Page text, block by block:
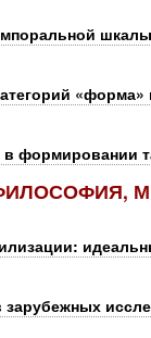
шкалы
формировании